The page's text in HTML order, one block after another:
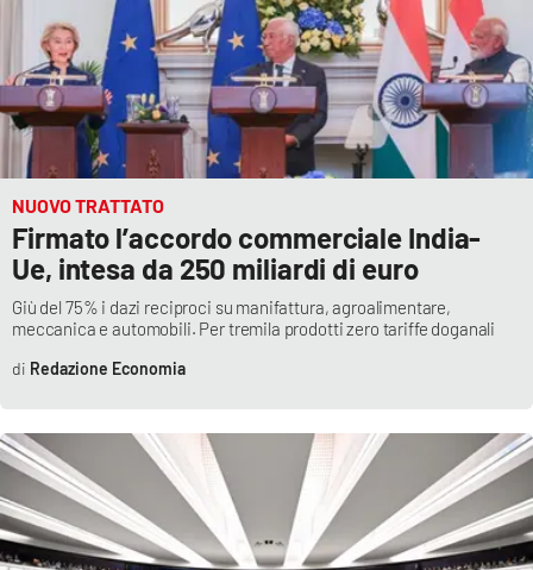
NUOVO TRATTATO
Firmato l’accordo commerciale India-
Ue, intesa da 250 miliardi di euro
Giù del 75% i dazi reciproci su manifattura, agroalimentare,
meccanica e automobili. Per tremila prodotti zero tariffe doganali
Redazione Economia